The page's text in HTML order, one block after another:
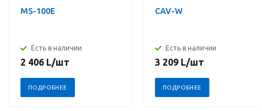
MS-100E
Есть в наличии
2 406 L/шт
ПОДРОБНЕЕ
CAV-W
Есть в наличии
3 209 L/шт
ПОДРОБНЕЕ